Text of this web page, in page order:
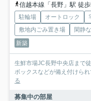
信越本線「長野」駅 徒
駐輪場 オートロック
敷地内ごみ置き場
閑静
新築
生鮮市場JC長野中央店まで
ボックスなどが備え付けら
る
募集中の部屋